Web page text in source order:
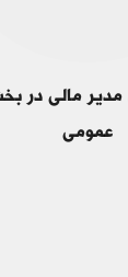
مدیر مالی در
عمومی